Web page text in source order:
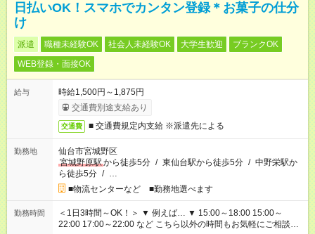
日払いOK！スマホでカンタン登録＊お菓子の仕分
け
派遣 職種未経験OK 社会人未経験OK 大学生歓迎
ブランクOK
WEB登録・面接OK
給与
時給1,500円～1,875円
交通費別途支給あり
交通費 ■ 交通費規定内支給 ※派遣先による
勤務地
仙台市宮城野区
宮城野原駅から徒歩5分 / 東仙台駅から徒歩5分 / 中野栄駅か
ら徒歩5分 / …
■物流センターなど ■勤務地選べます
勤務時間
＜1日3時間～OK！＞ ▼ 例えば… ▼ 15:00～18:00 15:00～
22:00 17:00～22:00 など こちら以外の時間もお気軽にご相談く